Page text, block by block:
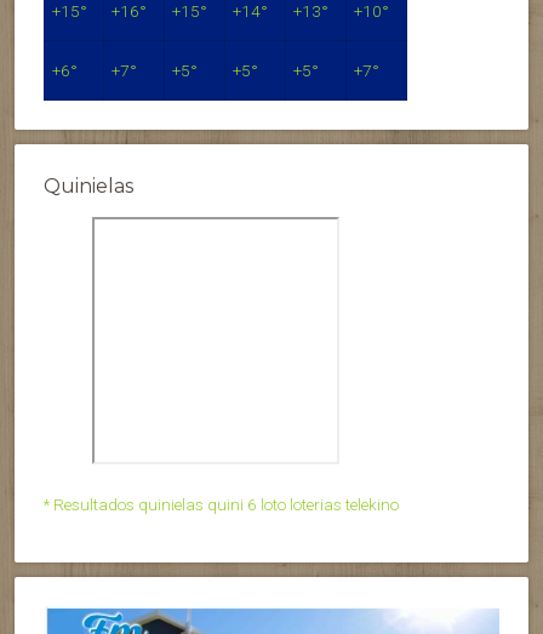
+15° +16° +15° +14° +13° +10°
+6° +7° +5° +5° +5° +7°
Quinielas
* Resultados quinielas quini 6 loto loterias telekino